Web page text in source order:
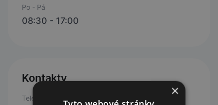
Po - Pá
08:30 - 17:00
Kontakty
Telefon ×